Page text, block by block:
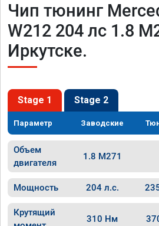
Чип тюнинг
W212 204 лс 1.8
Иркутске.
Stage 1 Stage 2
Параметр Заводские
Объем
двигателя
1.8 M271
Мощность 204 л.с.
Крутящий
310 Нм